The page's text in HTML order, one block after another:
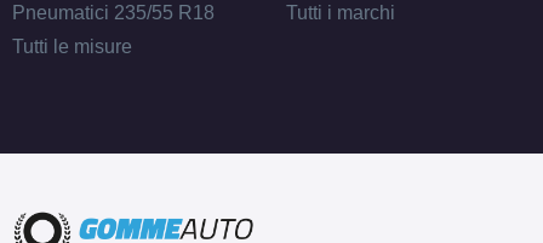
Pneumatici 235/55 R18
Tutti le misure
Tutti i marchi